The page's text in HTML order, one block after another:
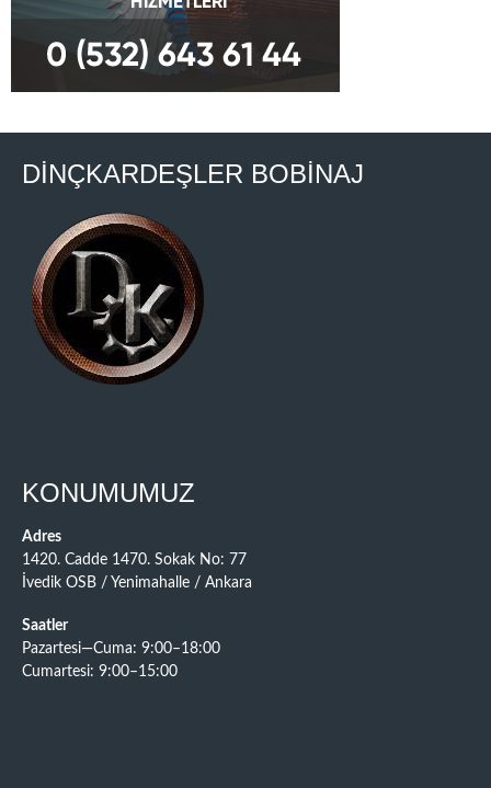
DİNÇKARDEŞLER BOBİNAJ
KONUMUMUZ
Adres
1420. Cadde 1470. Sokak No: 77
İvedik OSB / Yenimahalle / Ankara
Saatler
Pazartesi—Cuma: 9:00–18:00
Cumartesi: 9:00–15:00